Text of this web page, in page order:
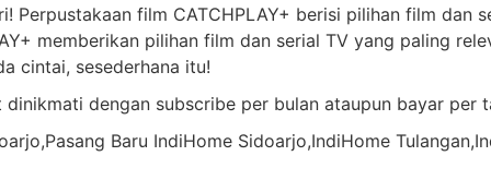
Perpustakaan film CATCHPLAY+ berisi pilihan film
memberikan pilihan film dan serial TV yang paling
cintai, sesederhana itu!
dengan subscribe per bulan ataupun bayar per